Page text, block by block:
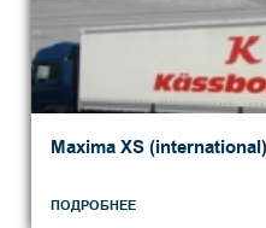
Maxima XS
ПОДРОБНЕЕ